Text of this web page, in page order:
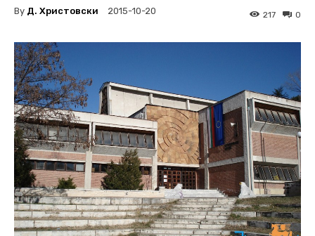
By Д. Христовски 2015-10-20 0
217